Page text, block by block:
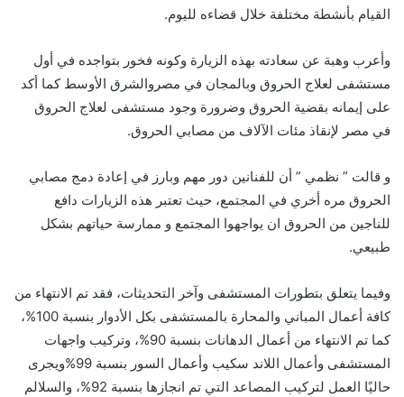
القيام بأنشطة مختلفة خلال قضاءه لليوم.
وأعرب وهبة عن سعادته بهذه الزيارة وكونه فخور بتواجده في أول
مستشفى لعلاج الحروق وبالمجان في مصروالشرق الأوسط كما أكد
على إيمانه بقضية الحروق وضرورة وجود مستشفى لعلاج الحروق
في مصر لإنقاذ مئات الآلاف من مصابي الحروق.
و قالت ” نظمي ” أن للفنانين دور مهم وبارز في إعادة دمج مصابي
الحروق مره أخري في المجتمع، حيث تعتبر هذه الزيارات دافع
للناجين من الحروق ان يواجهوا المجتمع و ممارسة حياتهم بشكل
طبيعي.
وفيما يتعلق بتطورات المستشفى وآخر التحديثات، فقد تم الانتهاء من
كافة أعمال المباني والمحارة بالمستشفى بكل الأدوار بنسبة 100%،
كما تم الانتهاء من أعمال الدهانات بنسبة 90%، وتركيب واجهات
المستشفى وأعمال اللاند سكيب وأعمال السور بنسبة 99%ويجرى
حاليًا العمل لتركيب المصاعد التي تم انجازها بنسبة 92%، والسلالم